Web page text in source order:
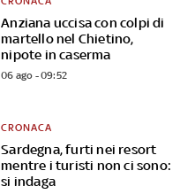
Anziana uccisa con colpi di
martello nel Chietino,
nipote in caserma
06 ago - 09:52
Sardegna, furti nei resort
mentre i turisti non ci sono:
si indaga
CRONACA